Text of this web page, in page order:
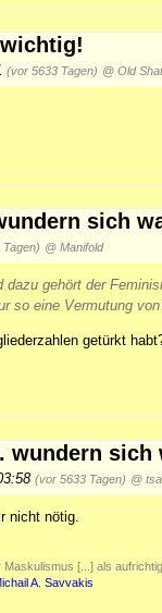
(vor 5633 Tagen) @ Old
sich
@ Manifold
dazu gehört der
so eine Vermutung
getürkt
wundern
(vor 5633 Tagen) @
nicht nötig.
[...] als
A. Savvakis